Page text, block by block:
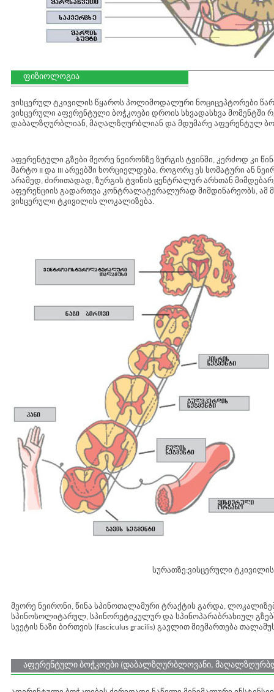
ფიზიოლოგია
ვისცერულ ტკივილის წყაროს პოლიმოდალური ნოციცეპტორები
ვისცერული აფერენტული ბოჭკოები დროის სხვადასხვა მომენტში
დაბალზღურბლიან, მაღალზღურბლიან და მდუმარე აფერენტულ
აფერენტული გზები მეორე ნეირონზე ზურგის ტვინში, კერძოდ კი
მარტო II და III არეებში ხორციელდება, როგორც ეს სომატური ან
არამედ, ძირითადად, ზურგის ტვინის ცენტრალურ არხთან მიმდებარე
აფერენციის გადართვა კონტრალატერალურად მიმდინარეობს, ამ
ვისცერული ტკივილის ლოკალიზება.
სურათზე:ვისცერული ტკივილის
მეორე ნეირონი, წინა სპინოთალამური ტრაქტის გარდა,
სპინოსოლიტარულ, სპინორეტიკულურ და სპინოპარაბრახიულ
სვეტის ნაზი ბირთვის (fasciculus gracilis) გავლით მიემართება
აფერენტული ბოჭკოები (დაბალზღურბლოვანი,